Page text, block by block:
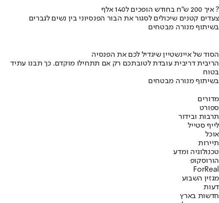
איך 200 ש"ח בחודש הופכים ל140 אלף ?
צעדים קטנים שיכולים לסגור את הבור הפנסיוני בין נשים לגברים
בשיתוף מנורה מבטחים
הסוד של איינשטיין שיגדיל לכם את הפנסיה
הריבית דריבית עובדת לטובתכם רק אם תתחילו מוקדם. כך תבנו עתיד
בטוח
בשיתוף מנורה מבטחים
מדורים
ספורט
תרבות ובידור
לייף סטייל
אוכל
תיירות
טכנולוגיה ומדע
הורוסקופ
ForReal
מגזין השבוע
דעות
חדשות בארץ